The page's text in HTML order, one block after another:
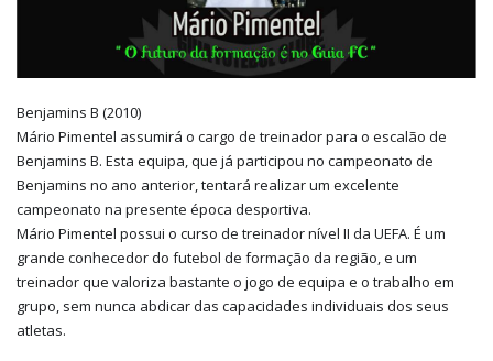
Benjamins B (2010)
Mário Pimentel assumirá o cargo de treinador para o escalão de
Benjamins B. Esta equipa, que já participou no campeonato de
Benjamins no ano anterior, tentará realizar um excelente
campeonato na presente época desportiva.
Mário Pimentel possui o curso de treinador nível II da UEFA. É um
grande conhecedor do futebol de formação da região, e um
treinador que valoriza bastante o jogo de equipa e o trabalho em
grupo, sem nunca abdicar das capacidades individuais dos seus
atletas.